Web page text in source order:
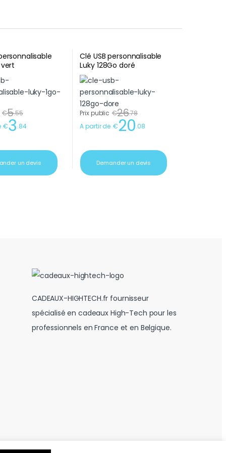
vert
€5.55
€3.84
un devis
Clé USB personnalisable
Luky 128Go doré
Prix public €26.78
A partir de €20.08
Demander un devis
CADEAUX-HIGHTECH.fr fournisseur
spécialisé en cadeaux High-Tech pour les
professionnels en France et en Belgique.